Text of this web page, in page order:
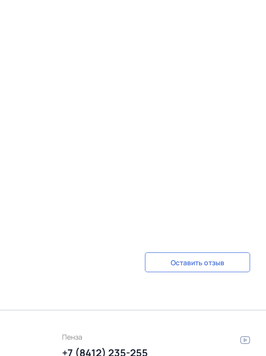
Оставить отзыв
Пенза
+7 (8412) 235-255